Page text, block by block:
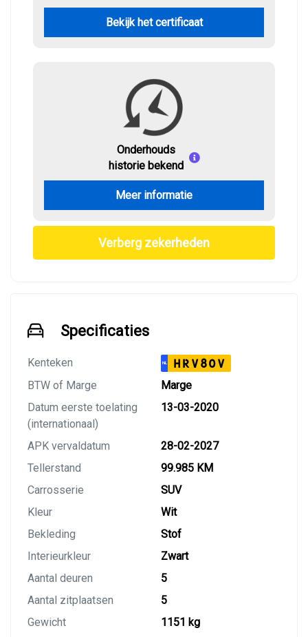
Bekijk het certificaat
Onderhouds
historie bekend
Meer informatie
Verberg zekerheden
Specificaties
Kenteken NL HRV80V
BTW of Marge
Marge
Datum eerste toelating
(internationaal)
13-03-2020
APK vervaldatum
28-02-2027
Tellerstand
99.985 KM
Carrosserie
SUV
Kleur
Wit
Bekleding
Stof
Interieurkleur
Zwart
Aantal deuren
5
Aantal zitplaatsen
5
Gewicht
1151 kg